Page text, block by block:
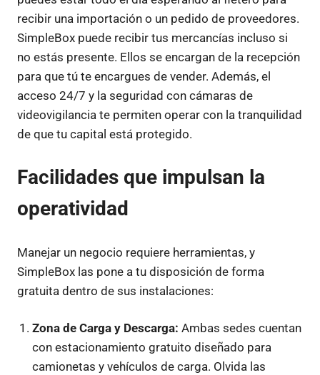
recibir una importación o un pedido de proveedores.
SimpleBox puede recibir tus mercancías incluso si
no estás presente. Ellos se encargan de la recepción
para que tú te encargues de vender. Además, el
acceso 24/7 y la seguridad con cámaras de
videovigilancia te permiten operar con la tranquilidad
de que tu capital está protegido.
Facilidades que impulsan la
operatividad
Manejar un negocio requiere herramientas, y
SimpleBox las pone a tu disposición de forma
gratuita dentro de sus instalaciones:
Zona de Carga y Descarga: Ambas sedes cuentan
con estacionamiento gratuito diseñado para
camionetas y vehículos de carga. Olvida las